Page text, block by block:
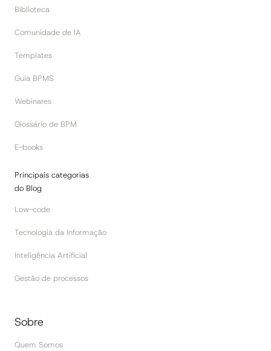
Biblioteca
Comunidade de IA
Templates
Guia BPMS
Webinares
Glossário de BPM
E-books
Principais categorias
do Blog
Low-code
Tecnologia da Informação
Inteligência Artificial
Gestão de processos
Sobre
Quem Somos